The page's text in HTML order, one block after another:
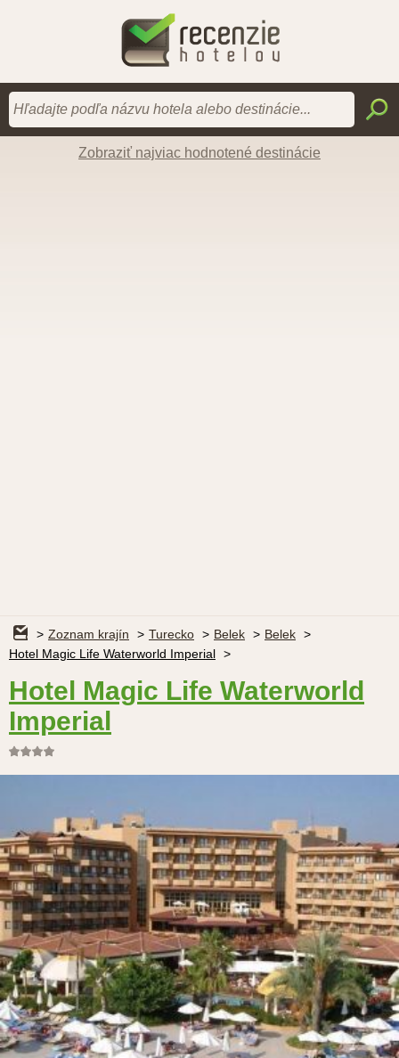
Zobraziť najviac hodnotené destinácie
Zoznam krajín Turecko Belek
Belek
Hotel Magic Life Waterworld Imperial
Hotel Magic Life Waterworld
Imperial